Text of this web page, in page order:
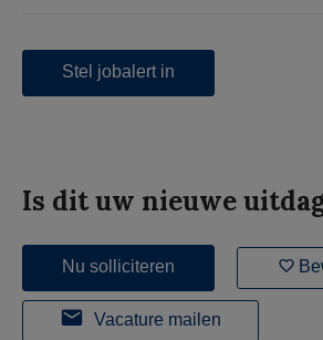
Stel jobalert in
Is dit uw nieuwe
Nu solliciteren
Vacature mailen